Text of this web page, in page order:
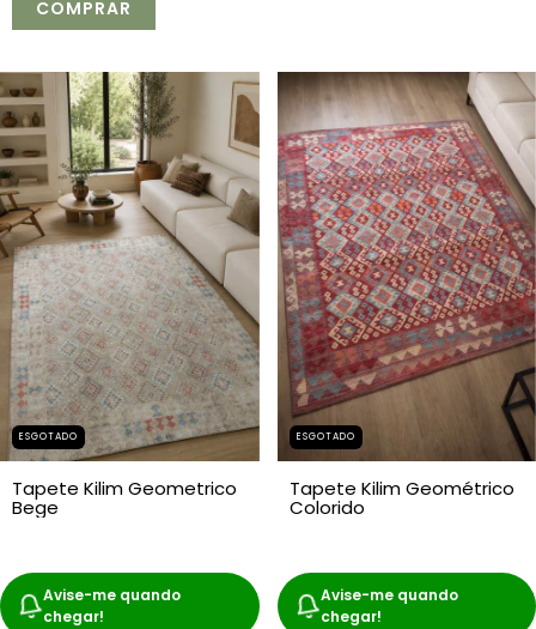
COMPRAR
ESGOTADO
Tapete Kilim Geometrico
Bege
Avise-me quando
chegar!
ESGOTADO
Tapete Kilim Geométrico
Colorido
Avise-me quando
chegar!